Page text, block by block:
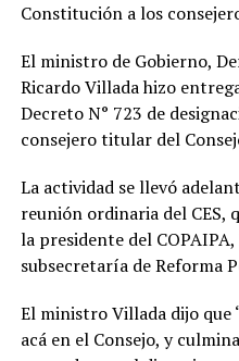
Constitución a los
El ministro de Gobierno,
Ricardo Villada hizo
Decreto N° 723 de
consejero titular del
La actividad se llevó
reunión ordinaria del CES,
la presidente del
subsecretaría de Reforma
El ministro Villada dijo que
acá en el Consejo, y